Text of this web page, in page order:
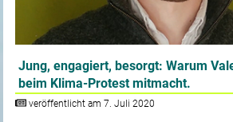
Jung, engagiert, besorgt: Warum
beim Klima-Protest mitmacht.
veröffentlicht am 7. Juli 2020